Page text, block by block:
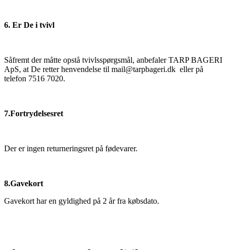
6. Er De i tvivl
Såfremt der måtte opstå tvivlsspørgsmål, anbefaler TARP BAGERI
ApS, at De retter henvendelse til mail@tarpbageri.dk eller på
telefon 7516 7020.
7.Fortrydelsesret
Der er ingen returneringsret på fødevarer.
8.Gavekort
Gavekort har en gyldighed på 2 år fra købsdato.